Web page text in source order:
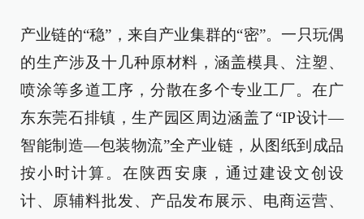
产业链的“稳”，来自产业集群的“密”。一只玩偶
的生产涉及十几种原材料，涵盖模具、注塑、
喷涂等多道工序，分散在多个专业工厂。在广
东东莞石排镇，生产园区周边涵盖了“IP设计—
智能制造—包装物流”全产业链，从图纸到成品
按小时计算。在陕西安康，通过建设文创设
计、原辅料批发、产品发布展示、电商运营、